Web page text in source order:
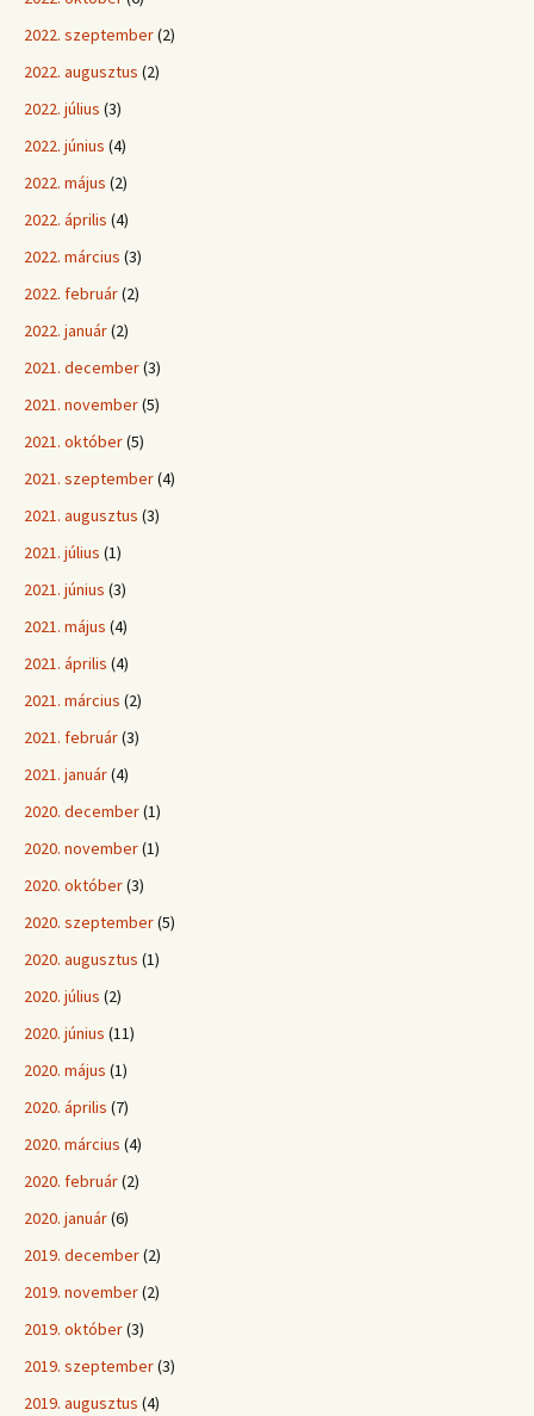
2022. szeptember(2)
2022. augusztus (2)
2022. július (3)
2022. június (4)
2022. május (2)
2022. április (4)
2022. március (3)
2022. február(2)
2022. január(2)
2021. december(3)
2021. november(5)
2021. október(5)
2021. szeptember(4)
2021. augusztus (3)
2021. július (1)
2021. június (3)
2021. május (4)
2021. április (4)
2021. március (2)
2021. február(3)
2021. január(4)
2020. december(1)
2020. november(1)
2020. október(3)
2020. szeptember(5)
2020. augusztus (1)
2020. július (2)
2020. június (11)
2020. május (1)
2020. április (7)
2020. március (4)
2020. február(2)
2020. január(6)
2019. december(2)
2019. november(2)
2019. október(3)
2019. szeptember(3)
2019. augusztus (4)